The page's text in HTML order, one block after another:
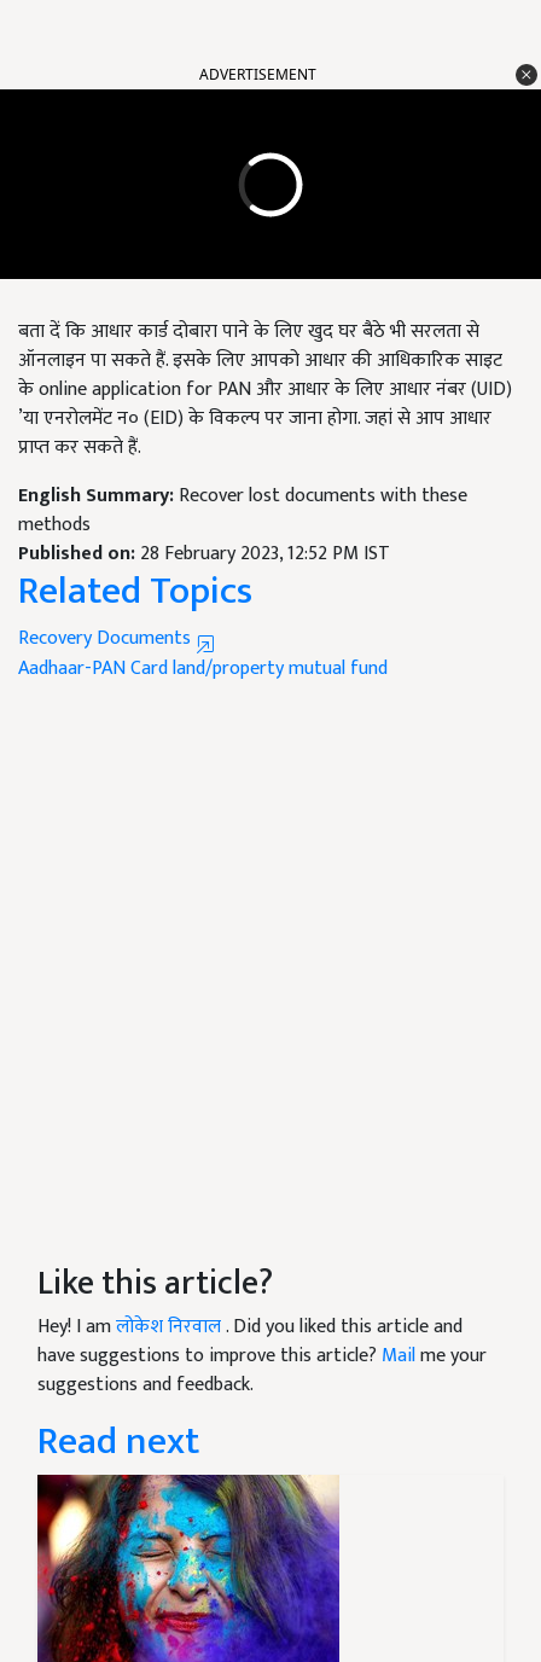
ADVERTISEMENT
बता दें कि आधार कार्ड दोबारा पाने के लिए खुद घर बैठे भी सरलता से
ऑनलाइन पा सकते हैं. इसके लिए आपको आधार की आधिकारिक साइट
केonline application for PANऔर आधार के लिए आधार नंबर (UID)
’या एनरोलमेंट न० (EID)के विकल्प पर जाना होगा. जहां से आप आधार
प्राप्त कर सकते हैं.
English Summary:Recover lost documents with these
methods
Published on:28 February 2023, 12:52 PM IST
Related Topics
Recovery Documents
Aadhaar-PAN Cardland/propertymutual fund
Like this article?
Hey! I amलोकेश निरवाल. Did you liked this article and
have suggestions to improve this article? Mailme your
suggestions and feedback.
Read next